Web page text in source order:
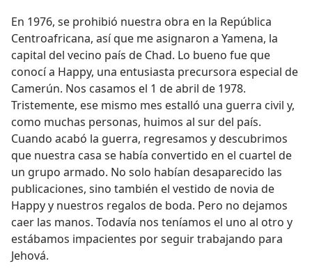
En 1976, se prohibió nuestra obra en la República
Centroafricana, así que me asignaron a Yamena, la
capital del vecino país de Chad. Lo bueno fue que
conocí a Happy, una entusiasta precursora especial de
Camerún. Nos casamos el 1 de abril de 1978.
Tristemente, ese mismo mes estalló una guerra civil y,
como muchas personas, huimos al sur del país.
Cuando acabó la guerra, regresamos y descubrimos
que nuestra casa se había convertido en el cuartel de
un grupo armado. No solo habían desaparecido las
publicaciones, sino también el vestido de novia de
Happy y nuestros regalos de boda. Pero no dejamos
caer las manos. Todavía nos teníamos el uno al otro y
estábamos impacientes por seguir trabajando para
Jehová.